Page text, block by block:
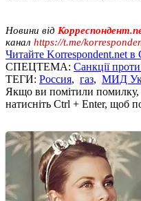
Новини від
канал https://t.me/
Читайте Korrespondent.net в
СПЕЦТЕМА: Санкції проти
ТЕГИ: Россия, газ, МИД
Якщо ви помітили помилку,
натисніть Ctrl + Enter, щоб